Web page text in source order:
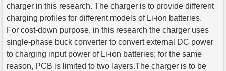
charger in this research. The charger is to provide different
charging profiles for different models of Li-ion batteries.
For cost-down purpose, in this research the charger uses
single-phase buck converter to convert external DC power
to charging input power of Li-ion batteries; for the same
reason, PCB is limited to two layers.The charger is to be